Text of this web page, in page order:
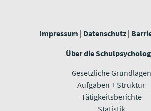
Impressum | Datenschutz|
Über die
Gesetzliche Grundlagen
Aufgaben + Struktur
Tätigkeitsberichte
Statistik